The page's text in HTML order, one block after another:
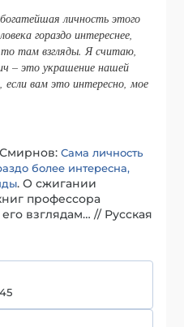
личность этого
гораздо интереснее,
то там взгляды. Я считаю,
– это украшение нашей
если вам это интересно, мое
Сама личность
более интересна,
. О сжигании
профессора
взглядам… // Русская